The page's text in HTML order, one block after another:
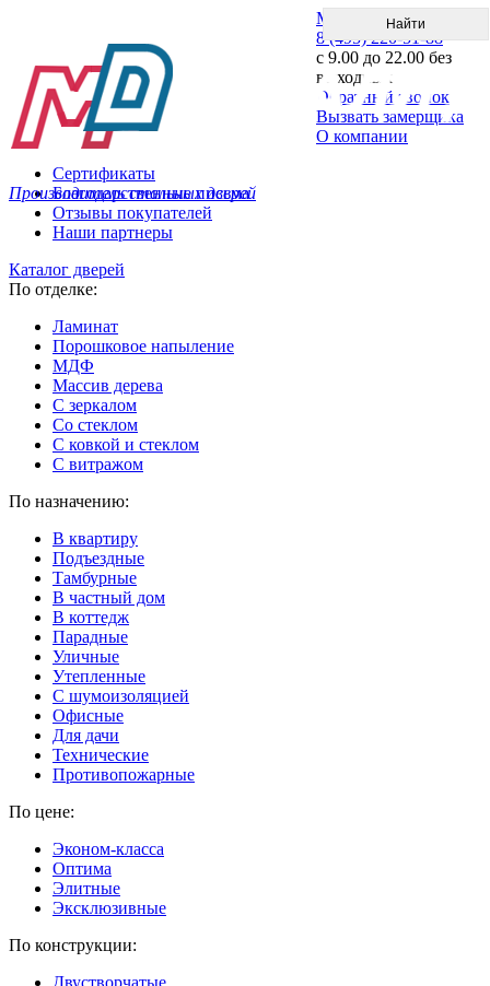
Производитель стальных дверей
Меню
8 (495) 220-51-88
с 9.00 до 22.00 без
выходных
Обратный звонок
Вызвать замерщика
О компании
Сертификаты
Благодарственные письма
Отзывы покупателей
Наши партнеры
Каталог дверей
По отделке:
Ламинат
Порошковое напыление
МДФ
Массив дерева
С зеркалом
Со стеклом
С ковкой и стеклом
С витражом
По назначению:
В квартиру
Подъездные
Тамбурные
В частный дом
В коттедж
Парадные
Уличные
Утепленные
C шумоизоляцией
Офисные
Для дачи
Технические
Противопожарные
По цене:
Эконом-класса
Оптима
Элитные
Эксклюзивные
По конструкции:
Двустворчатые